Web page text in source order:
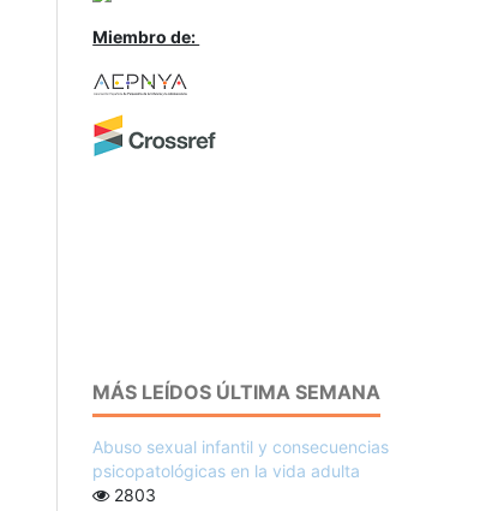
Miembro de:
MÁS LEÍDOS ÚLTIMA SEMANA
Abuso sexual infantil y consecuencias
psicopatológicas en la vida adulta
2803